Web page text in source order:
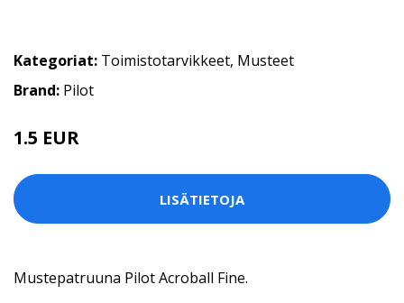
Kategoriat: Toimistotarvikkeet, Musteet
Brand: Pilot
1.5 EUR
LISÄTIETOJA
Mustepatruuna Pilot Acroball Fine.